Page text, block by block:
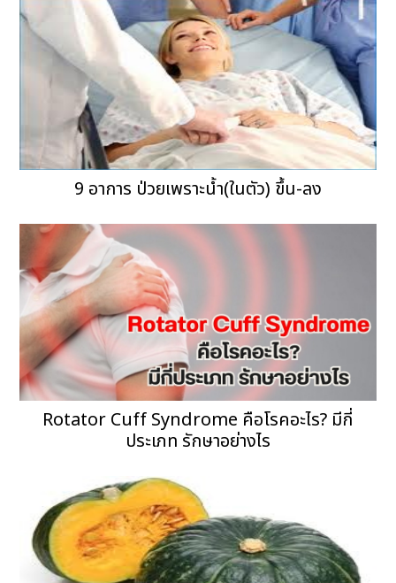
9 อาการ ป่วยเพราะน้ำ(ในตัว) ขึ้น-ลง
Rotator Cuff Syndrome คือโรคอะไร? มีกี่
ประเภท รักษาอย่างไร